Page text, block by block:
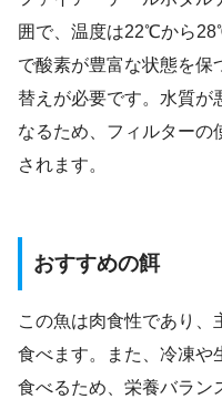
囲で、温度は22℃から
で酸素が豊富な状態を保
替えが必要です。水質が
なるため、フィルターの
されます。
おすすめの餌
この魚は肉食性であり、
食べます。また、冷凍や
食べるため、栄養バラン